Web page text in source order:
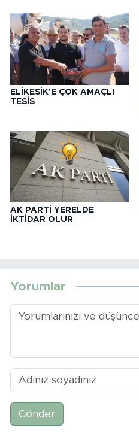
ELİKESİK'E ÇOK AMAÇLI
TESİS
AK PARTİ YERELDE
İKTİDAR OLUR
Yorumlar
Gönder